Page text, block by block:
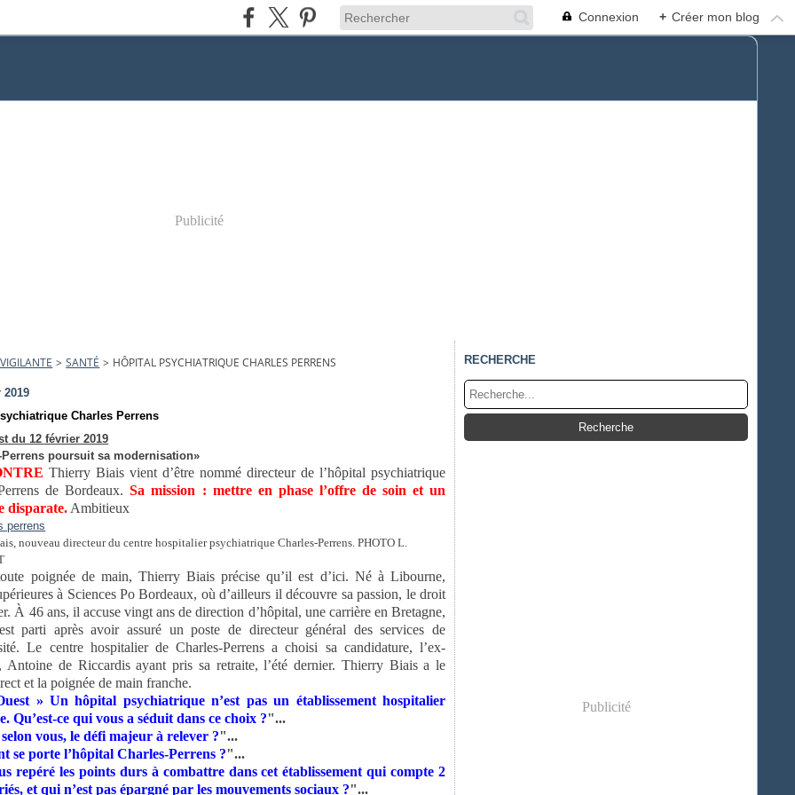
Connexion + Créer mon blog
Publicité
> SANTÉ > HÔPITAL PSYCHIATRIQUE CHARLES PERRENS
2019
Charles Perrens
du 12 février 2019
Perrens poursuit sa modernisation»
Thierry Biais vient d’être nommé directeur de l’hôpital psychiatrique
de Bordeaux.Sa mission : mettre en phase l’offre de soin et un
disparate. Ambitieux
nouveau directeur du centre hospitalier psychiatrique Charles-Perrens. PHOTO L.
poignée de main, Thierry Biais précise qu’il est d’ici. Né à Libourne,
à Sciences Po Bordeaux, où d’ailleurs il découvre sa passion, le droit
À 46 ans, il accuse vingt ans de direction d’hôpital, une carrière en Bretagne,
parti après avoir assuré un poste de directeur général des services de
Le centre hospitalier de Charles-Perrens a choisi sa candidature, l’ex-
Antoine de Riccardis ayant pris sa retraite, l’été dernier. Thierry Biais a le
et la poignée de main franche.
» Un hôpital psychiatrique n’est pas un établissement hospitalier
Qu’est-ce qui vous a séduit dans ce choix ?"...
vous, le défi majeur à relever ?"...
se porte l’hôpital Charles-Perrens ?"...
repéré les points durs à combattre dans cet établissement qui compte 2
et qui n’est pas épargné par les mouvements sociaux ?"...
RECHERCHE
Publicité